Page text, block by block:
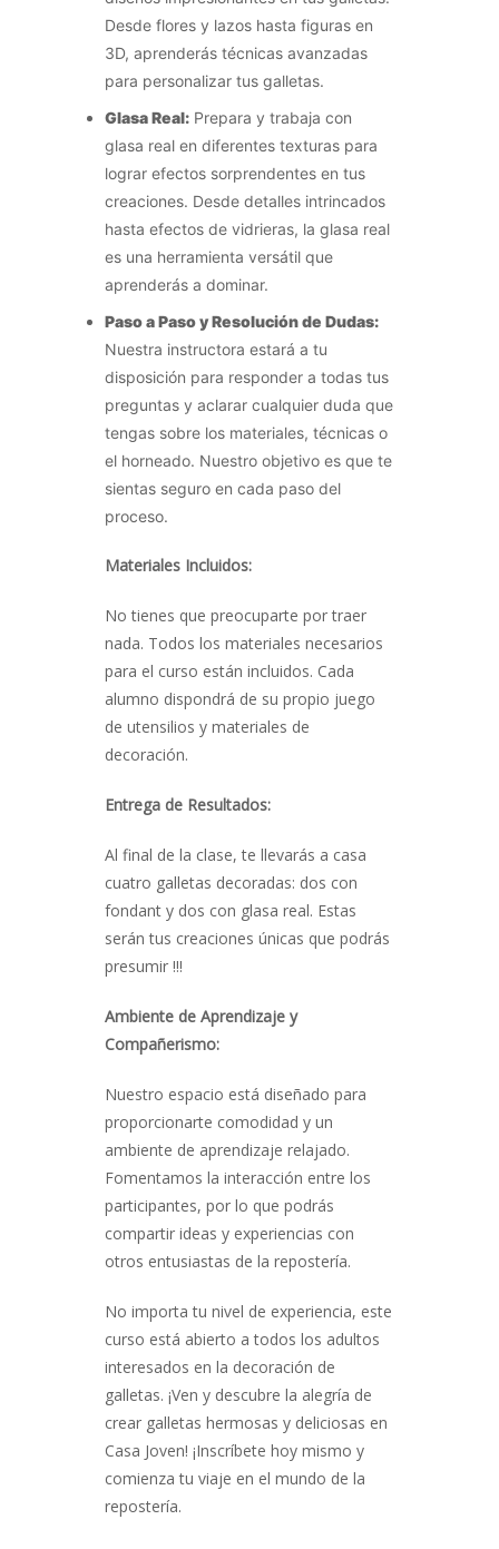
Desde flores y lazos hasta figuras en
3D, aprenderás técnicas avanzadas
para personalizar tus galletas.
Glasa Real: Prepara y trabaja con
glasa real en diferentes texturas para
lograr efectos sorprendentes en tus
creaciones. Desde detalles intrincados
hasta efectos de vidrieras, la glasa real
es una herramienta versátil que
aprenderás a dominar.
Paso a Paso y Resolución de Dudas:
Nuestra instructora estará a tu
disposición para responder a todas tus
preguntas y aclarar cualquier duda que
tengas sobre los materiales, técnicas o
el horneado. Nuestro objetivo es que te
sientas seguro en cada paso del
proceso.
Materiales Incluidos:
No tienes que preocuparte por traer
nada. Todos los materiales necesarios
para el curso están incluidos. Cada
alumno dispondrá de su propio juego
de utensilios y materiales de
decoración.
Entrega de Resultados:
Al final de la clase, te llevarás a casa
cuatro galletas decoradas: dos con
fondant y dos con glasa real. Estas
serán tus creaciones únicas que podrás
presumir !!!
Ambiente de Aprendizaje y
Compañerismo:
Nuestro espacio está diseñado para
proporcionarte comodidad y un
ambiente de aprendizaje relajado.
Fomentamos la interacción entre los
participantes, por lo que podrás
compartir ideas y experiencias con
otros entusiastas de la repostería.
No importa tu nivel de experiencia, este
curso está abierto a todos los adultos
interesados en la decoración de
galletas. ¡Ven y descubre la alegría de
crear galletas hermosas y deliciosas en
Casa Joven! ¡Inscríbete hoy mismo y
comienza tu viaje en el mundo de la
repostería.